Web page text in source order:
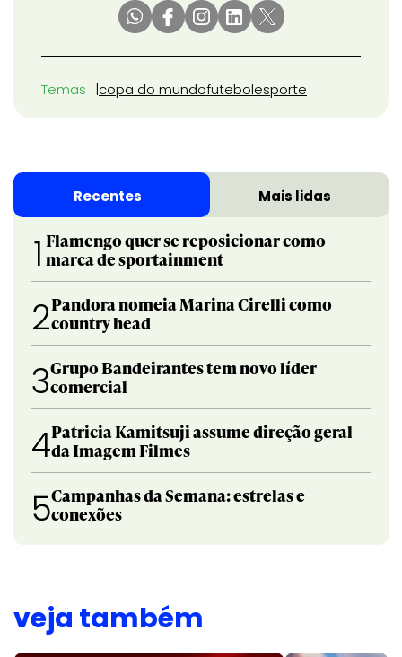
Temas copa do mundofutebolesporte
Recentes Mais lidas
1 Flamengo quer se reposicionar como
marca de sportainment
2Pandora nomeia Marina Cirelli como
country head
3Grupo Bandeirantes tem novo líder
comercial
4Patricia Kamitsuji assume direção geral
da Imagem Filmes
5Campanhas da Semana: estrelas e
conexões
veja também